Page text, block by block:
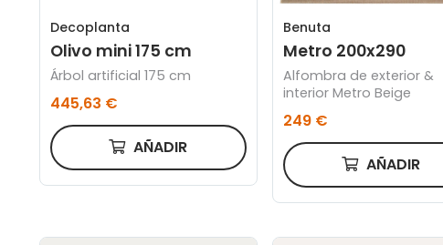
Decoplanta
Olivo mini 175 cm
Árbol artificial 175 cm
445,63 €
AÑADIR
Benuta
Metro 200x290
Alfombra de exterior &
interior Metro Beige
249 €
AÑADIR